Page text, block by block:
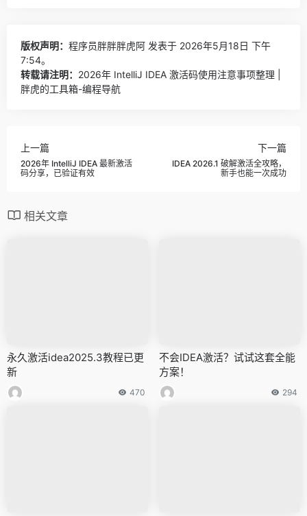
版权声明： 程序员胖胖胖虎阿 发表于 2026年5月18日 下午
7:54。
转载请注明： 2026年 IntelliJ IDEA 激活码使用注意事项整理 |
胖虎的工具箱-编程导航
上一篇
2026年 IntelliJ IDEA 最新激活
码分享，已验证有效
下一篇
IDEA 2026.1 破解激活全攻略，
新手也能一次成功
相关文章
永久激活idea2025.3教程已更
新
470
不会IDEA激活？试试这套全能
方案！
294